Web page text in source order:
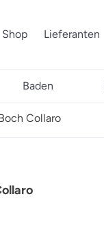
Shop Lieferanten
Baden
Collaro